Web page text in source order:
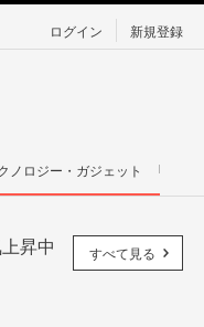
ログイン 新規登録
ノロジー・ガジェット
昇中
すべて見る